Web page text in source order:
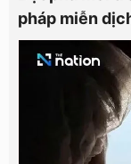
pháp miễn